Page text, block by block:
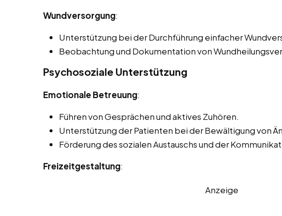
Wundversorgung:
Unterstützung bei der Durchführung einfacher
Beobachtung und Dokumentation von
Psychosoziale Unterstützung
Emotionale Betreuung:
Führen von Gesprächen und aktives Zuhören.
Unterstützung der Patienten bei der Bewältigung von
Förderung des sozialen Austauschs und der
Freizeitgestaltung:
Anzeige